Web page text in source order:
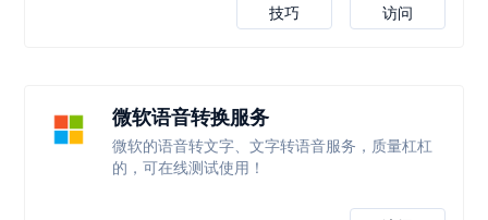
访问
技巧
微软语音转换服务
微软的语音转文字、文字转语音服务，质量杠杠
的，可在线测试使用！